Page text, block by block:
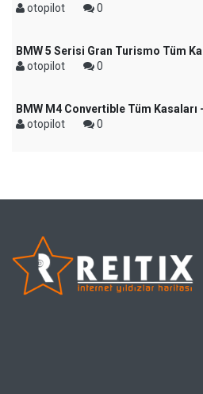
otopilot
0
BMW 5 Serisi Gran Turismo Tüm
otopilot
0
BMW M4 Convertible Tüm
otopilot
0